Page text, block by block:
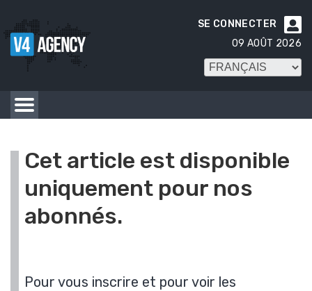

SE CONNECTER
09 AOÛT 2026
Cet article est disponible
uniquement pour nos
abonnés.
Pour vous inscrire et pour voir les